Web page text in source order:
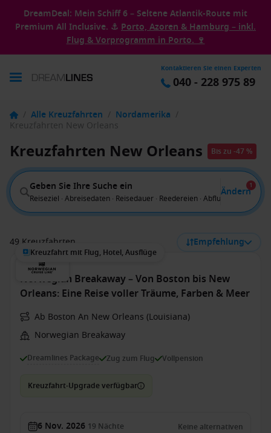
DreamDeal: Mein Schiff 6 – Seltene Atlantik-Route mit
Premium All Inclusive. ⚓ Porto, Azoren & Hamburg – inkl.
Flug & Vorprogramm in Porto. 🍷
Kontaktieren Sie einen Experten
040 - 228 975 89
/ Alle Kreuzfahrten / Nordamerika /
Kreuzfahrten New Orleans
Kreuzfahrten New Orleans Bis zu -47 %
Geben Sie Ihre Suche ein
Reiseziel · Abreisedaten · Reisedauer · Reedereien · Abflug von
Ändern
1
49 Kreuzfahrten Empfehlung
Kreuzfahrt mit Flug, Hotel, Ausflüge
Norwegian Breakaway – Von Boston bis New
Orleans: Eine Reise voller Träume, Farben & Meer
Ab Boston An New Orleans (Louisiana)
Norwegian Breakaway
Dreamlines Package Zug zum Flug Vollpension
Kreuzfahrt-Upgrade verfügbar
6 Nov. 2026 19 Nächte Keine alternativen